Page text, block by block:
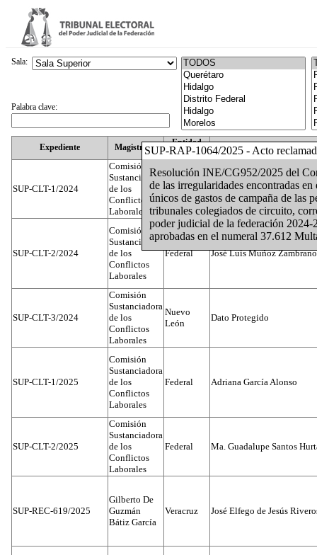
SUP-RAP-1064/2025 - Acto
Resolución INE/CG952/2025 del
de las irregularidades encontradas
únicos de gastos de campaña de las
tribunales colegiados de circuito,
poder judicial de la federación 2024-
aprobadas en el numeral 37.612
Expediente Magistrado
Entidad
Federativa
SUP-CLT-1/2024
Comisión
Sustanciadora
de los
Conflictos
Laborales
Federal Juan José Serrato Velasco
SUP-CLT-2/2024
Comisión
Sustanciadora
de los
Conflictos
Laborales
Federal José Luis Muñoz Zambrano
SUP-CLT-3/2024
Comisión
Sustanciadora
de los
Conflictos
Laborales
Nuevo
León
Dato Protegido
SUP-CLT-1/2025
Comisión
Sustanciadora
de los
Conflictos
Laborales
Federal Adriana García Alonso
SUP-CLT-2/2025
Comisión
Sustanciadora
de los
Conflictos
Laborales
Federal Ma. Guadalupe Santos
SUP-REC-619/2025
Gilberto De
Guzmán
Bátiz García
Veracruz José Elfego de Jesús
Sala:
Palabra clave: